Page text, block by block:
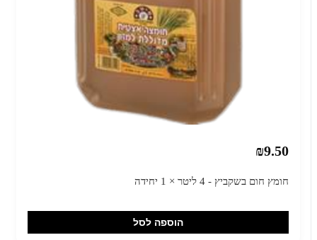
₪9.50
חומץ חום בשקביץ - 4 ליטר × 1 יחידה
הוספה לסל